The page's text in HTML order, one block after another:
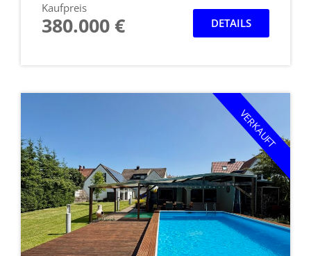
Kaufpreis
380.000 € DETAILS
VERKAUFT